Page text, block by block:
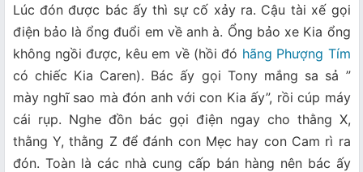
Lúc đón được bác ấy thì sự cố xảy ra. Cậu tài xế gọi
điện bảo là ổng đuổi em về anh à. Ổng bảo xe Kia ổng
không ngồi được, kêu em về (hồi đó hãng Phượng Tím
có chiếc Kia Caren). Bác ấy gọi Tony mắng sa sả ”
mày nghĩ sao mà đón anh với con Kia ấy”, rồi cúp máy
cái rụp. Nghe đồn bác gọi điện ngay cho thằng X,
thằng Y, thằng Z để đánh con Mẹc hay con Cam rì ra
đón. Toàn là các nhà cung cấp bán hàng nên bác ấy